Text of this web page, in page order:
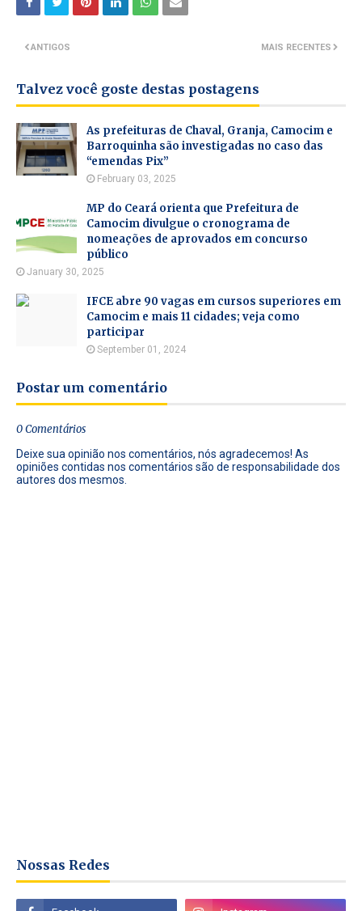
MAIS RECENTES
ANTIGOS
Talvez você goste destas postagens
As prefeituras de Chaval, Granja, Camocim e
Barroquinha são investigadas no caso das
“emendas Pix”
February 03, 2025
MP do Ceará orienta que Prefeitura de
Camocim divulgue o cronograma de
nomeações de aprovados em concurso
público
January 30, 2025
IFCE abre 90 vagas em cursos superiores em
Camocim e mais 11 cidades; veja como
participar
September 01, 2024
Postar um comentário
0 Comentários
Deixe sua opinião nos comentários, nós agradecemos! As
opiniões contidas nos comentários são de responsabilidade dos
autores dos mesmos.
Nossas Redes